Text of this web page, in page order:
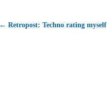
← Retropost: Techno rating myself